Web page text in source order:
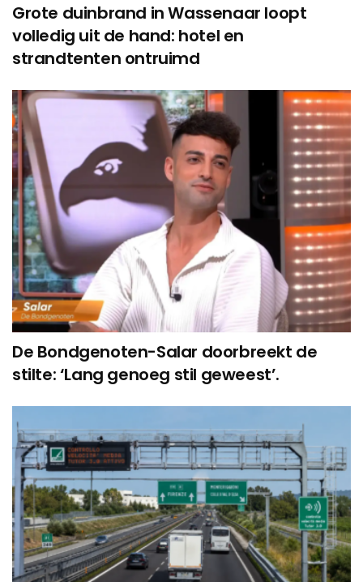
Grote duinbrand in Wassenaar loopt
volledig uit de hand: hotel en
strandtenten ontruimd
De Bondgenoten-Salar doorbreekt de
stilte: ‘Lang genoeg stil geweest’.